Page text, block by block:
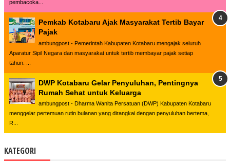
pembacoka...
Pemkab Kotabaru Ajak Masyarakat Tertib Bayar
Pajak
ambungpost - Pemerintah Kabupaten Kotabaru mengajak seluruh
Aparatur Sipil Negara dan masyarakat untuk tertib membayar pajak setiap
tahun. ...
DWP Kotabaru Gelar Penyuluhan, Pentingnya
Rumah Sehat untuk Keluarga
ambungpost - Dharma Wanita Persatuan (DWP) Kabupaten Kotabaru
menggelar pertemuan rutin bulanan yang dirangkai dengan penyuluhan bertema,
R...
KATEGORI